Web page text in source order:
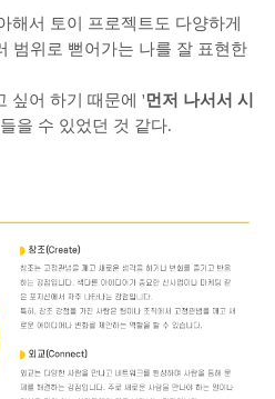
해서 토이 프로젝트도 다양하게
범위로 뻗어가는 나를 잘 표현한
싶어 하기 때문에 '먼저 나서서 시
을 수 있었던 것 같다.